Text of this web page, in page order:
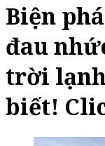
Biện
đau
trời
biết!